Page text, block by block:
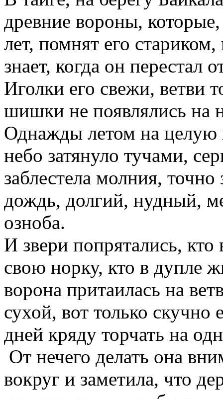
древние вороны,
лет, помнят его
знает, когда он перестал
Иголки его свежи, ветви
шишки не появлялись на
Однажды летом на целую
небо затянуло тучами,
заблестела молния,
дождь, долгий, нудный,
озноба.
И звери попрятались, кто
свою норку, кто в дупле
ворона притаилась на
сухой, вот только
дней кряду торчать на
От нечего делать она
вокруг и заметила, что